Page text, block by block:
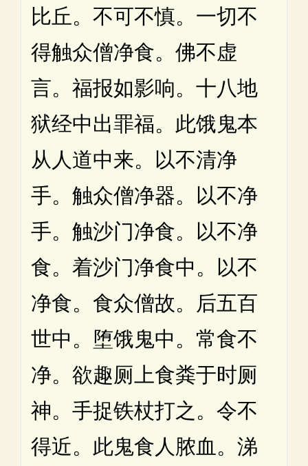
比丘。不可不慎。一切不
得触众僧净食。佛不虚
言。福报如影响。十八地
狱经中出罪福。此饿鬼本
从人道中来。以不清净
手。触众僧净器。以不净
手。触沙门净食。以不净
食。着沙门净食中。以不
净食。食众僧故。后五百
世中。堕饿鬼中。常食不
净。欲趣厕上食粪于时厕
神。手捉铁杖打之。令不
得近。此鬼食人脓血。涕